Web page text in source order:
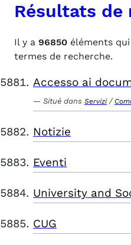
Résultats de
Il y a 96850 éléments
termes de recherche.
Accesso ai
Situé dans Servizi /
Notizie
Eventi
University and
CUG